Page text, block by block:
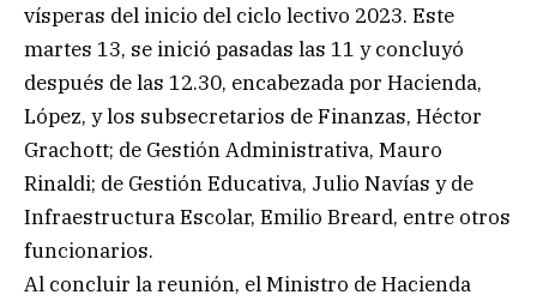
vísperas del inicio del ciclo lectivo 2023. Este
martes 13, se inició pasadas las 11 y concluyó
después de las 12.30, encabezada por Hacienda,
López, y los subsecretarios de Finanzas, Héctor
Grachott; de Gestión Administrativa, Mauro
Rinaldi; de Gestión Educativa, Julio Navías y de
Infraestructura Escolar, Emilio Breard, entre otros
funcionarios.
Al concluir la reunión, el Ministro de Hacienda